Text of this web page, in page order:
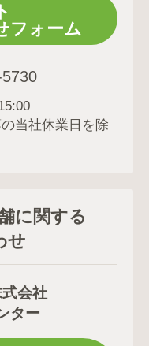
フォーム
当社休業日を除
に関する
せ
会社
ター